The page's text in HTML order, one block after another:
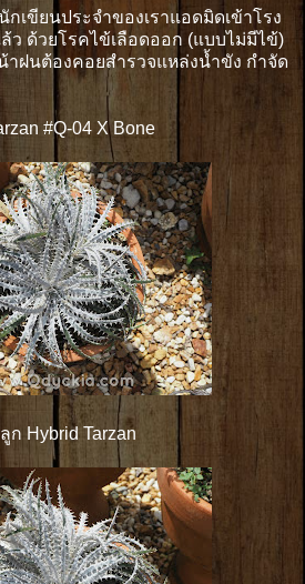
เขียนประจำของเราแอดมิดเข้าโรง
ว ด้วยโรคไข้เลือดออก (แบบไม่มีไข้)
าฝนต้องคอยสำรวจแหล่งน้ำขัง กำจัด
#Q-04 X Bone
Hybrid Tarzan